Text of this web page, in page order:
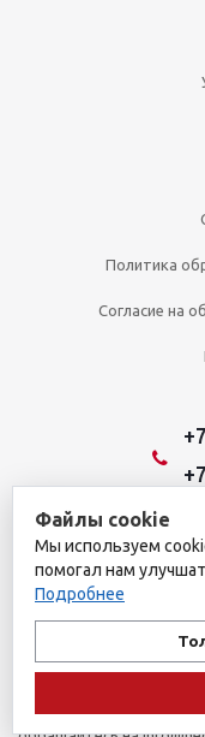
Политика
Согласие на
2026 ©
Обращаем ваше
условиях не является
положениями пункта 1
Российской
наличии и стоимости
Файлы cookie
Мы используем
помогал нам
Подробнее